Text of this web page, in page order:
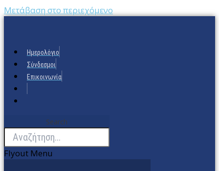
Μετάβαση στο περιεχόμενο
Ημερολόγιο
Σύνδεσμοι
Επικοινωνία
Search
Flyout Menu